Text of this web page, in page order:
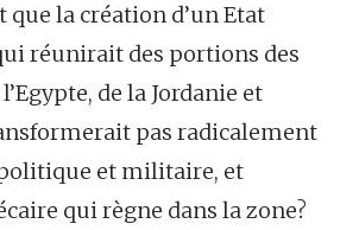
que la création d’un Etat
réunirait des portions des
de la Jordanie et
pas radicalement
et militaire, et
qui règne dans la zone?